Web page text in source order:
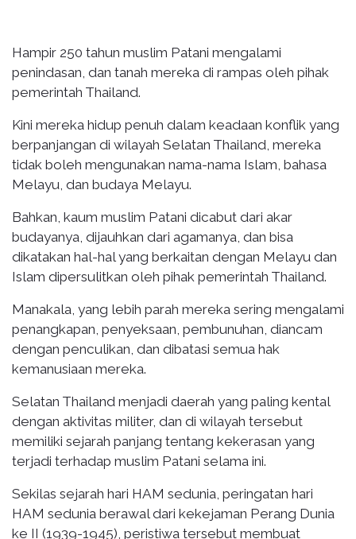
Hampir 250 tahun muslim Patani mengalami
penindasan, dan tanah mereka di rampas oleh pihak
pemerintah Thailand.
Kini mereka hidup penuh dalam keadaan konflik yang
berpanjangan di wilayah Selatan Thailand, mereka
tidak boleh mengunakan nama-nama Islam, bahasa
Melayu, dan budaya Melayu.
Bahkan, kaum muslim Patani dicabut dari akar
budayanya, dijauhkan dari agamanya, dan bisa
dikatakan hal-hal yang berkaitan dengan Melayu dan
Islam dipersulitkan oleh pihak pemerintah Thailand.
Manakala, yang lebih parah mereka sering mengalami
penangkapan, penyeksaan, pembunuhan, diancam
dengan penculikan, dan dibatasi semua hak
kemanusiaan mereka.
Selatan Thailand menjadi daerah yang paling kental
dengan aktivitas militer, dan di wilayah tersebut
memiliki sejarah panjang tentang kekerasan yang
terjadi terhadap muslim Patani selama ini.
Sekilas sejarah hari HAM sedunia, peringatan hari
HAM sedunia berawal dari kekejaman Perang Dunia
ke II (1939-1945), peristiwa tersebut membuat